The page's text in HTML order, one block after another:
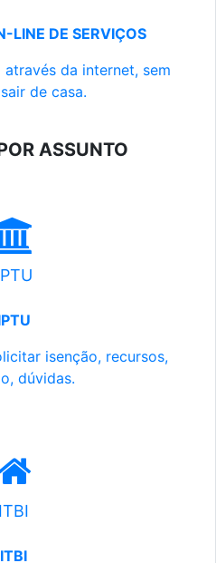
LINE DE SERVIÇOS
da internet, sem
de casa.
ASSUNTO
isenção, recursos,
dúvidas.
ITBI
ITBI